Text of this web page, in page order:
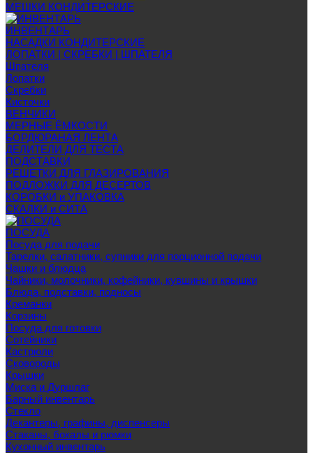
МЕШКИ КОНДИТЕРСКИЕ
ИНВЕНТАРЬ
НАСАДКИ КОНДИТЕРСКИЕ
ЛОПАТКИ | СКРЕБКИ | ШПАТЕЛЯ
Шпателя
Лопатки
Скребки
Кисточки
ВЕНЧИКИ
МЕРНЫЕ ЁМКОСТИ
БОРДЮРАНАЯ ЛЕНТА
ДЕЛИТЕЛИ ДЛЯ ТЕСТА
ПОДСТАВКИ
РЕШЕТКИ ДЛЯ ГЛАЗИРОВАНИЯ
ПОДЛОЖКИ ДЛЯ ДЕСЕРТОВ
КОРОБКИ и УПАКОВКА
СКАЛКИ и СИТА
ПОСУДА
Посуда для подачи
Тарелки, салатники, супники для порционной подачи
Чашки и блюдца
Чайники, молочники, кофейники, кувшины и крышки
Блюда, подставки, подносы
Креманки
Корзины
Посуда для готовки
Сотейники
Кастрюли
Сковороды
Крышки
Миска и Дуршлаг
Барный инвентарь
Стекло
Декантеры, графины, диспенсеры
Стаканы, бокалы и рюмки
Кухонный инвентарь